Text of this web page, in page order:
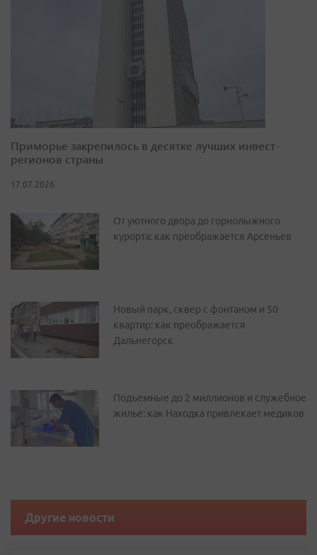
Приморье закрепилось в десятке лучших инвест-
регионов страны
17.07.2026
От уютного двора до горнолыжного
курорта: как преображается Арсеньев
Новый парк, сквер с фонтаном и 50
квартир: как преображается
Дальнегорск
Подъемные до 2 миллионов и служебное
жилье: как Находка привлекает медиков
Другие новости